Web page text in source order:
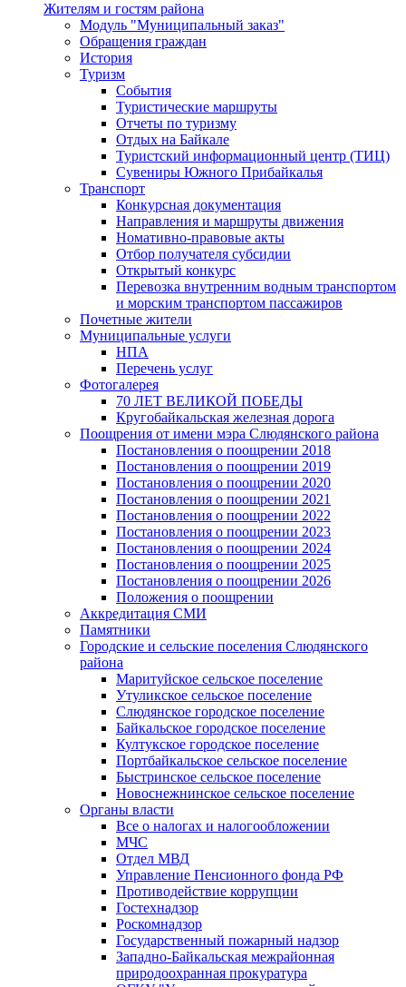
Жителям и гостям района
Модуль "Муниципальный заказ"
Обращения граждан
История
Туризм
События
Туристические маршруты
Отчеты по туризму
Отдых на Байкале
Туристский информационный центр (ТИЦ)
Сувениры Южного Прибайкалья
Транспорт
Конкурсная документация
Направления и маршруты движения
Номативно-правовые акты
Отбор получателя субсидии
Открытый конкурс
Перевозка внутренним водным транспортом
и морским транспортом пассажиров
Почетные жители
Муниципальные услуги
НПА
Перечень услуг
Фотогалерея
70 ЛЕТ ВЕЛИКОЙ ПОБЕДЫ
Кругобайкальская железная дорога
Поощрения от имени мэра Слюдянского района
Постановления о поощрении 2018
Постановления о поощрении 2019
Постановления о поощрении 2020
Постановления о поощрении 2021
Постановления о поощрении 2022
Постановления о поощрении 2023
Постановления о поощрении 2024
Постановления о поощрении 2025
Постановления о поощрении 2026
Положения о поощрении
Аккредитация СМИ
Памятники
Городские и сельские поселения Слюдянского
района
Маритуйское сельское поселение
Утуликское сельское поселение
Слюдянское городское поселение
Байкальское городское поселение
Култукское городское поселение
Портбайкальское сельское поселение
Быстринское сельское поселение
Новоснежнинское сельское поселение
Органы власти
Все о налогах и налогообложении
МЧС
Отдел МВД
Управление Пенсионного фонда РФ
Противодействие коррупции
Гостехнадзор
Роскомнадзор
Государственный пожарный надзор
Западно-Байкальская межрайонная
природоохранная прокуратура